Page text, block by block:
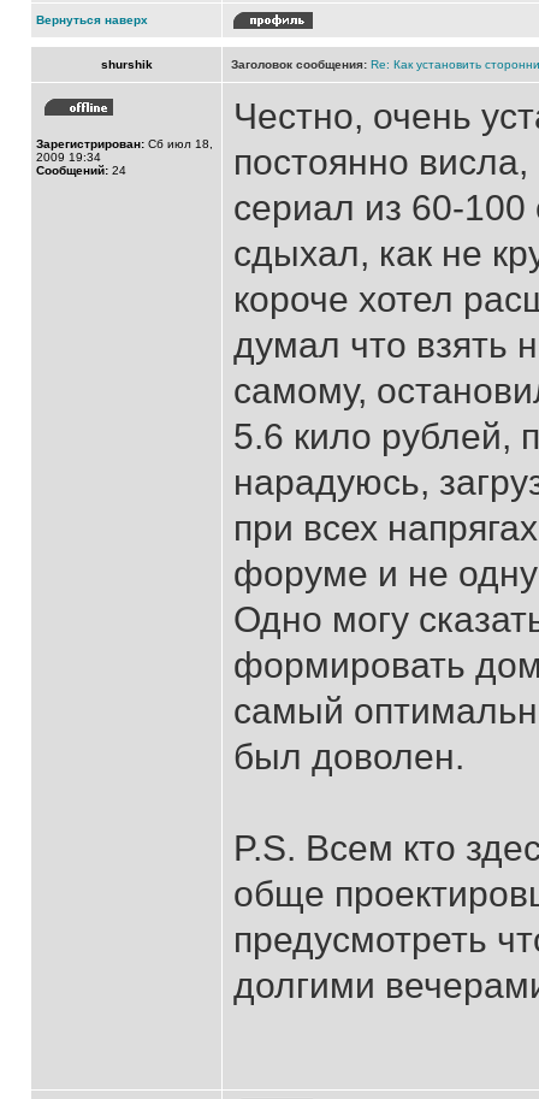
Вернуться наверх
shurshik Заголовок сообщения: Re: Как установить
Зарегистрирован: Сб июл 18,
2009 19:34
Сообщений: 24
Честно, очень
постоянно висла,
сериал из 60-
сдыхал, как не
короче хотел
думал что взять
самому,
5.6 кило рублей,
нарадуюсь,
при всех
форуме и не одну
Одно могу
формировать
самый
был доволен.
P.S. Всем кто
обще
предусмотреть
долгими